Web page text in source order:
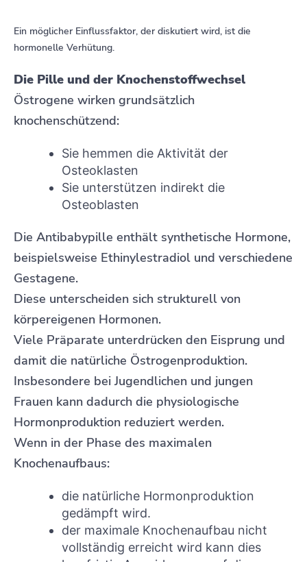
Ein möglicher Einflussfaktor, der diskutiert wird, ist die
hormonelle Verhütung.
Die Pille und der Knochenstoffwechsel
Östrogene wirken grundsätzlich
knochenschützend:
Sie hemmen die Aktivität der
Osteoklasten
Sie unterstützen indirekt die
Osteoblasten
Die Antibabypille enthält synthetische Hormone,
beispielsweise Ethinylestradiol und verschiedene
Gestagene.
Diese unterscheiden sich strukturell von
körpereigenen Hormonen.
Viele Präparate unterdrücken den Eisprung und
damit die natürliche Östrogenproduktion.
Insbesondere bei Jugendlichen und jungen
Frauen kann dadurch die physiologische
Hormonproduktion reduziert werden.
Wenn in der Phase des maximalen
Knochenaufbaus:
die natürliche Hormonproduktion
gedämpft wird.
der maximale Knochenaufbau nicht
vollständig erreicht wird kann dies